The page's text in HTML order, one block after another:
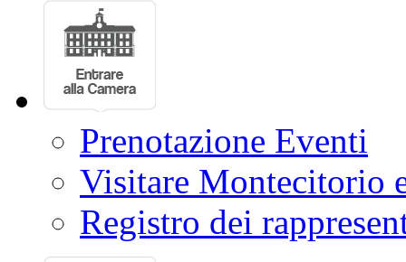
Prenotazione Eventi
Visitare Montecitorio
Registro dei